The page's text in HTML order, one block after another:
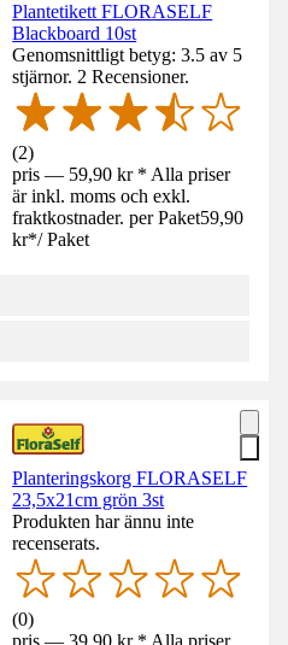
Plantetikett FLORASELF
Blackboard 10st
Genomsnittligt betyg: 3.5 av 5
stjärnor. 2 Recensioner.
(2)
pris — 59,90 kr * Alla priser
är inkl. moms och exkl.
fraktkostnader. per Paket59,90
kr*/ Paket
Planteringskorg FLORASELF
23,5x21cm grön 3st
Produkten har ännu inte
recenserats.
(0)
pris — 39,90 kr * Alla priser